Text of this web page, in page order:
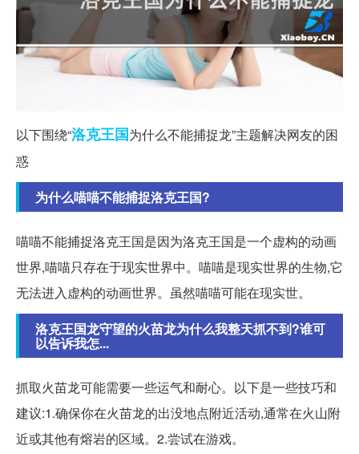
以下围绕“洛克王国为什么不能捕捉龙”主题解决网友的困
惑
为什么喵喵不能捕捉洛克王国?
喵喵不能捕捉洛克王国是因为洛克王国是一个虚构的动画
世界,喵喵只存在于现实世界中。喵喵是现实世界的生物,它
无法进入虚构的动画世界。虽然喵喵可能在现实世。
洛克王国龙守望的火苗龙为什么我整天抓不到?谁可
以告诉我怎...
抓取火苗龙可能需要一些运气和耐心。以下是一些技巧和
建议:1.确保你在火苗龙的出没地点附近活动,通常在火山附
近或其他有熔岩的区域。2.尝试在游戏。